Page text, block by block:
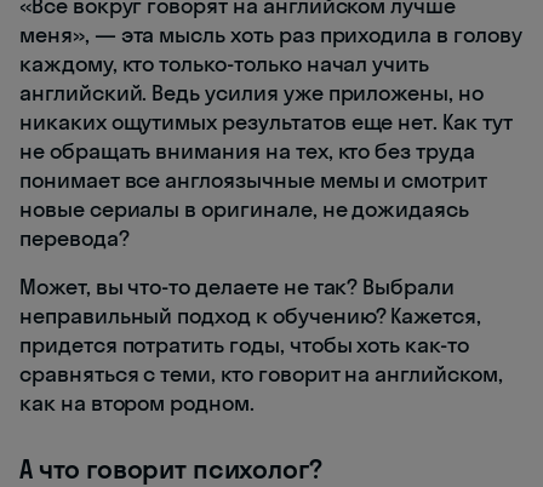
меня», — эта мысль хоть раз приходила в голову
каждому, кто только-только начал учить
английский. Ведь усилия уже приложены, но
никаких ощутимых результатов еще нет. Как тут
не обращать внимания на тех, кто без труда
понимает все англоязычные мемы и смотрит
новые сериалы в оригинале, не дожидаясь
перевода?
Может, вы что-то делаете не так? Выбрали
неправильный подход к обучению? Кажется,
придется потратить годы, чтобы хоть как-то
сравняться с теми, кто говорит на английском,
как на втором родном.
А что говорит психолог?